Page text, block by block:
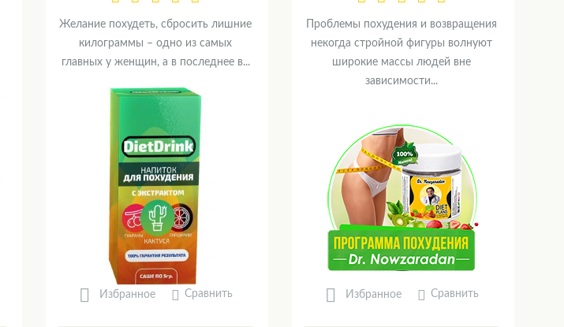
Желание похудеть, сбросить лишние
килограммы – одно из самых
главных у женщин, а в последнее в...
Избранное Сравнить
Проблемы похудения и возвращения
некогда стройной фигуры волнуют
широкие массы людей вне
зависимости...
Избранное Сравнить